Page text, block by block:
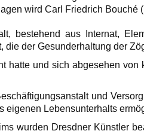
wird Carl Friedrich Bouché
bestehend aus Internat,
der Gesunderhaltung der
hatte und sich abgesehen von
und
eigenen Lebensunterhalts
wurden Dresdner Künstler